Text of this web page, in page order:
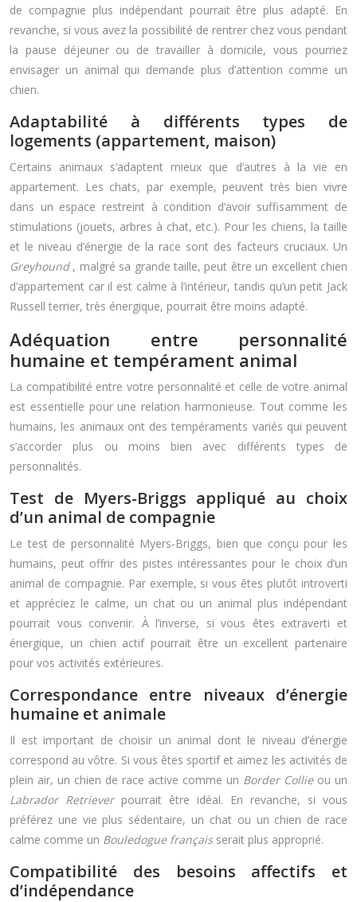
de compagnie plus indépendant pourrait être plus adapté. En
revanche, si vous avez la possibilité de rentrer chez vous pendant
la pause déjeuner ou de travailler à domicile, vous pourriez
envisager un animal qui demande plus d’attention comme un
chien.
Adaptabilité à différents types de
logements (appartement, maison)
Certains animaux s’adaptent mieux que d’autres à la vie en
appartement. Les chats, par exemple, peuvent très bien vivre
dans un espace restreint à condition d’avoir suffisamment de
stimulations (jouets, arbres à chat, etc.). Pour les chiens, la taille
et le niveau d’énergie de la race sont des facteurs cruciaux. Un
Greyhound , malgré sa grande taille, peut être un excellent chien
d’appartement car il est calme à l’intérieur, tandis qu’un petit Jack
Russell terrier, très énergique, pourrait être moins adapté.
Adéquation entre personnalité
humaine et tempérament animal
La compatibilité entre votre personnalité et celle de votre animal
est essentielle pour une relation harmonieuse. Tout comme les
humains, les animaux ont des tempéraments variés qui peuvent
s’accorder plus ou moins bien avec différents types de
personnalités.
Test de Myers-Briggs appliqué au choix
d’un animal de compagnie
Le test de personnalité Myers-Briggs, bien que conçu pour les
humains, peut offrir des pistes intéressantes pour le choix d’un
animal de compagnie. Par exemple, si vous êtes plutôt introverti
et appréciez le calme, un chat ou un animal plus indépendant
pourrait vous convenir. À l’inverse, si vous êtes extraverti et
énergique, un chien actif pourrait être un excellent partenaire
pour vos activités extérieures.
Correspondance entre niveaux d’énergie
humaine et animale
Il est important de choisir un animal dont le niveau d’énergie
correspond au vôtre. Si vous êtes sportif et aimez les activités de
plein air, un chien de race active comme un Border Collie ou un
Labrador Retriever pourrait être idéal. En revanche, si vous
préférez une vie plus sédentaire, un chat ou un chien de race
calme comme un Bouledogue français serait plus approprié.
Compatibilité des besoins affectifs et
d’indépendance